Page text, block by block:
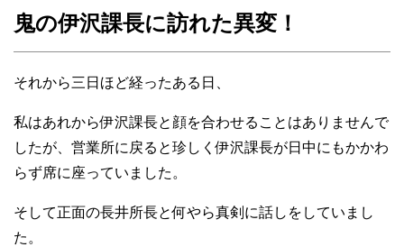
鬼の伊沢課長に訪れた異変！
それから三日ほど経ったある日、
私はあれから伊沢課長と顔を合わせることはありませんで
したが、営業所に戻ると珍しく伊沢課長が日中にもかかわ
らず席に座っていました。
そして正面の長井所長と何やら真剣に話しをしていまし
た。